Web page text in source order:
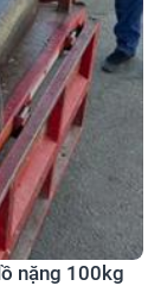
nặng 100kg